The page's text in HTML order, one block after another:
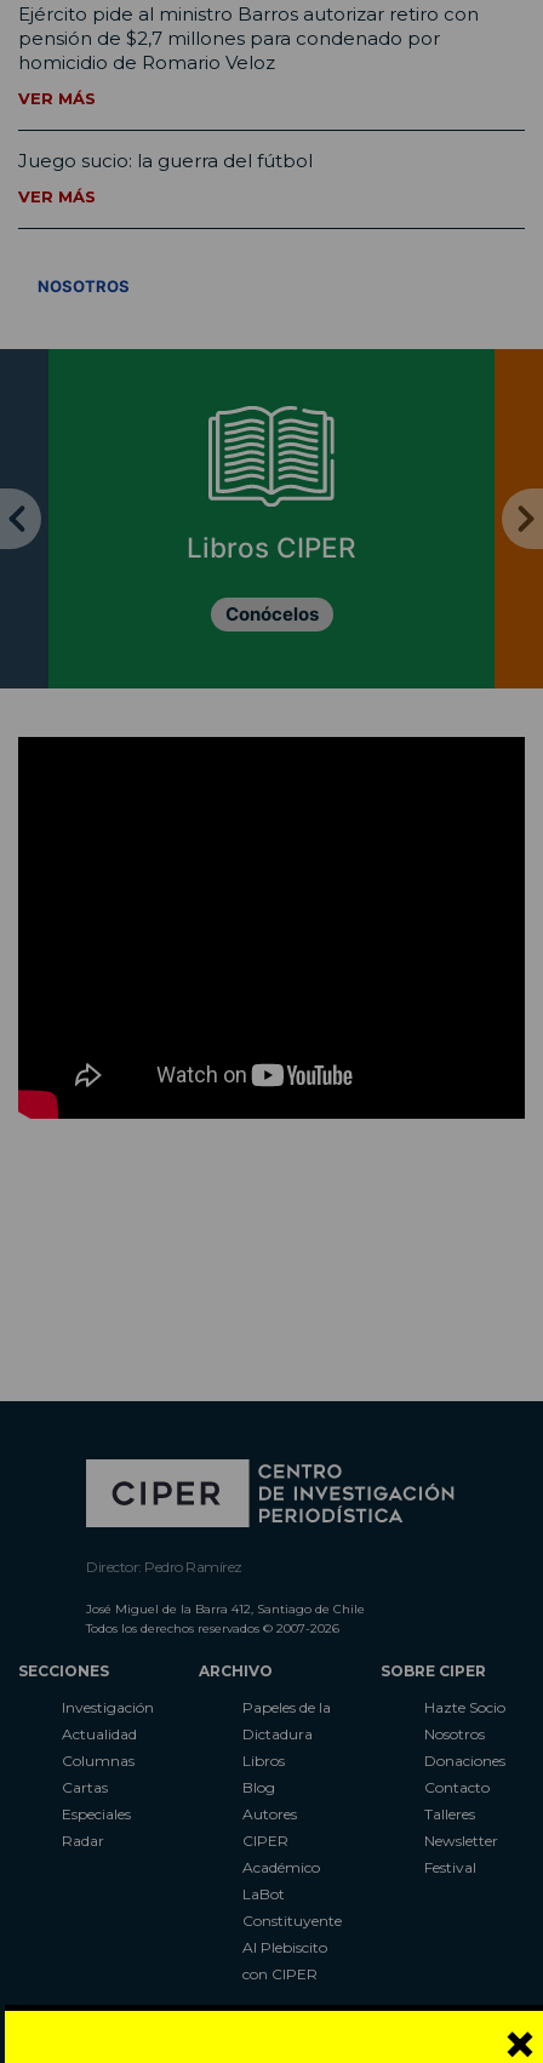
×
Ejército pide al ministro Barros autorizar retiro con
pensión de $2,7 millones para condenado por
homicidio de Romario Veloz
VER MÁS
Juego sucio: la guerra del fútbol
VER MÁS
NOSOTROS
Libros CIPER
Conócelos
Director: Pedro Ramírez
José Miguel de la Barra 412, Santiago de Chile
Todos los derechos reservados © 2007-2026
SECCIONES
Investigación
Actualidad
Columnas
Cartas
Especiales
Radar
ARCHIVO
Papeles de la
Dictadura
Libros
Blog
Autores
CIPER
Académico
LaBot
Constituyente
Al Plebiscito
con CIPER
SOBRE CIPER
Hazte Socio
Nosotros
Donaciones
Contacto
Talleres
Newsletter
Festival